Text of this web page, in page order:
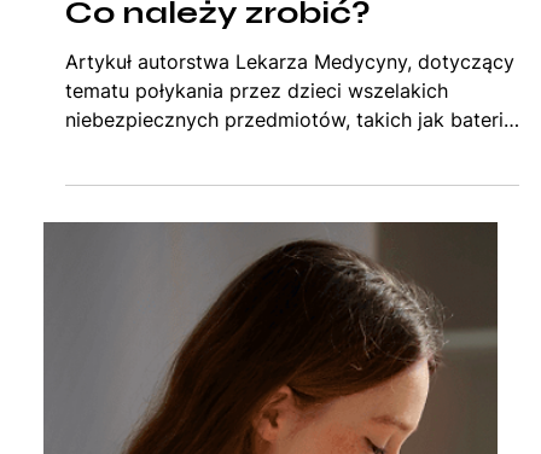
Dziecko połknęło baterię.
Co należy zrobić?
Artykuł autorstwa Lekarza Medycyny, dotyczący
tematu połykania przez dzieci wszelakich
niebezpiecznych przedmiotów, takich jak baterie
czy monety. Lekarz radzi co należy zrobić w